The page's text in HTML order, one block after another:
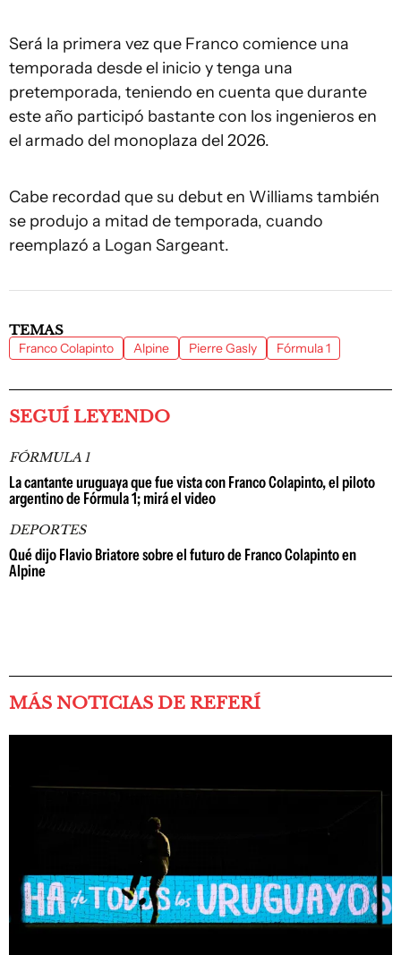
Será la primera vez que Franco comience una
temporada desde el inicio y tenga una
pretemporada, teniendo en cuenta que durante
este año participó bastante con los ingenieros en
el armado del monoplaza del 2026.
Cabe recordad que su debut en Williams también
se produjo a mitad de temporada, cuando
reemplazó a Logan Sargeant.
TEMAS
Franco Colapinto Alpine Pierre Gasly Fórmula 1
SEGUÍ LEYENDO
FÓRMULA 1
La cantante uruguaya que fue vista con Franco Colapinto, el piloto
argentino de Fórmula 1; mirá el video
DEPORTES
Qué dijo Flavio Briatore sobre el futuro de Franco Colapinto en
Alpine
MÁS NOTICIAS DE REFERÍ